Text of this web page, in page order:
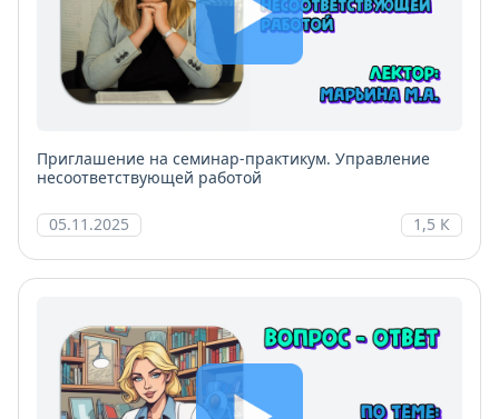
Приглашение на семинар-практикум. Управление
несоответствующей работой
05.11.2025 1,5 К